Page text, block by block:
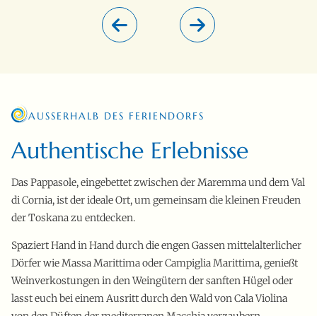
Authentische Erlebnisse
AUSSERHALB DES FERIENDORFS
Das Pappasole, eingebettet zwischen der Maremma und dem Val
di Cornia, ist der ideale Ort, um gemeinsam die kleinen Freuden
der Toskana zu entdecken.
Spaziert Hand in Hand durch die engen Gassen mittelalterlicher
Dörfer wie Massa Marittima oder Campiglia Marittima, genießt
Weinverkostungen in den Weingütern der sanften Hügel oder
lasst euch bei einem Ausritt durch den Wald von Cala Violina